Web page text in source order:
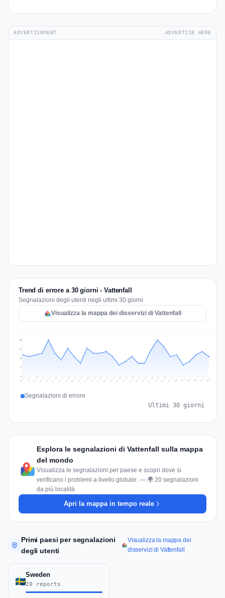
ADVERTISEMENT ADVERTISE HERE
Trend di errore a 30 giorni - Vattenfall
Segnalazioni degli utenti negli ultimi 30 giorni
Visualizza la mappa dei disservizi di Vattenfall
6
11
17
22
Jul 8 Jul 9 Jul 10 Jul 11 Jul 12 Jul 13 Jul 14 Jul 15 Jul 16 Jul 17 Jul 18 Jul 19 Jul 20 Jul 21 Jul 22 Jul 23 Jul 24 Jul 25 Jul 26 Jul 27 Jul 28 Jul 29 Jul 30 Jul 31 Aug 1 Aug 2 Aug 3 Aug 4 Aug 5 Aug 6
Segnalazioni di errore
Ultimi 30 giorni
Esplora le segnalazioni di Vattenfall sulla mappa
del mondo
Visualizza le segnalazioni per paese e scopri dove si
verificano i problemi a livello globale. — 🌍 20 segnalazioni
da più località
Apri la mappa in tempo reale
Primi paesi per segnalazioni
degli utenti
Visualizza la mappa dei
disservizi di Vattenfall
Sweden
20 reports